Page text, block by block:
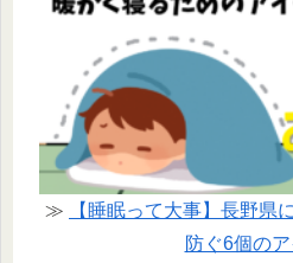
≫
【睡眠って大事】長野県
防ぐ6個の